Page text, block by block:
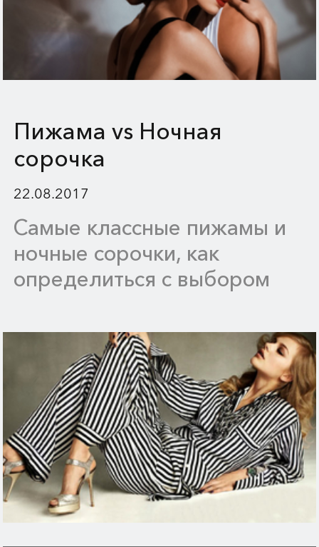
Пижама vs Ночная
сорочка
22.08.2017
Самые классные пижамы и
ночные сорочки, как
определиться с выбором